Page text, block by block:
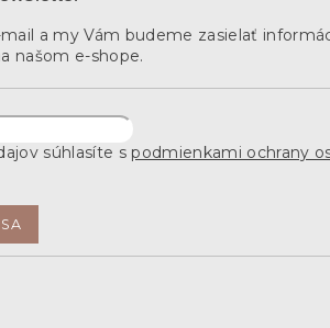
a my Vám budeme zasielať
našom e-shope.
súhlasíte spodmienkami ochrany